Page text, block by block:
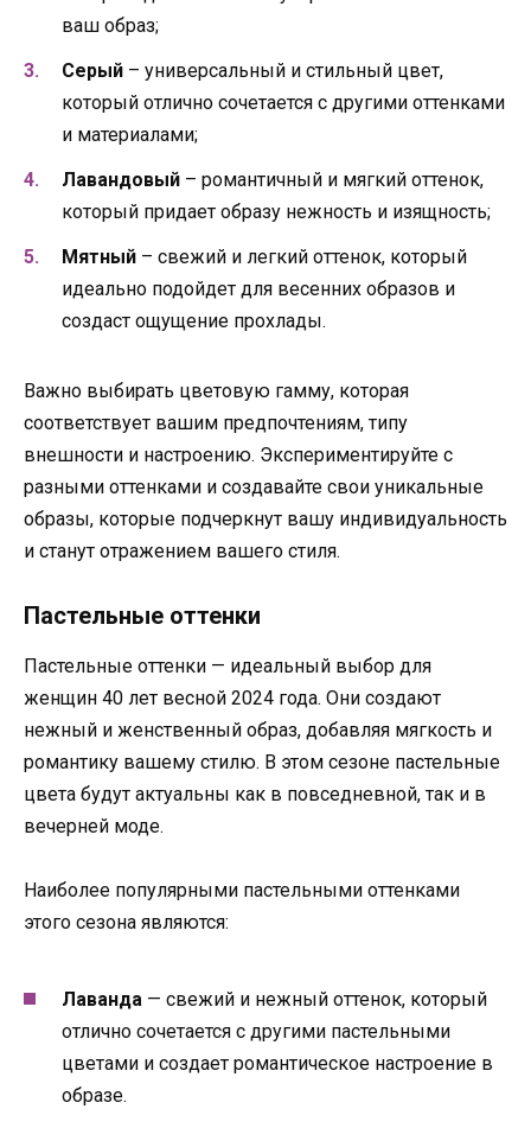
ваш образ;
Серый – универсальный и стильный цвет,
который отлично сочетается с другими оттенками
и материалами;
Лавандовый – романтичный и мягкий оттенок,
который придает образу нежность и изящность;
Мятный – свежий и легкий оттенок, который
идеально подойдет для весенних образов и
создаст ощущение прохлады.
Важно выбирать цветовую гамму, которая
соответствует вашим предпочтениям, типу
внешности и настроению. Экспериментируйте с
разными оттенками и создавайте свои уникальные
образы, которые подчеркнут вашу индивидуальность
и станут отражением вашего стиля.
Пастельные оттенки
Пастельные оттенки — идеальный выбор для
женщин 40 лет весной 2024 года. Они создают
нежный и женственный образ, добавляя мягкость и
романтику вашему стилю. В этом сезоне пастельные
цвета будут актуальны как в повседневной, так и в
вечерней моде.
Наиболее популярными пастельными оттенками
этого сезона являются:
Лаванда — свежий и нежный оттенок, который
отлично сочетается с другими пастельными
цветами и создает романтическое настроение в
образе.